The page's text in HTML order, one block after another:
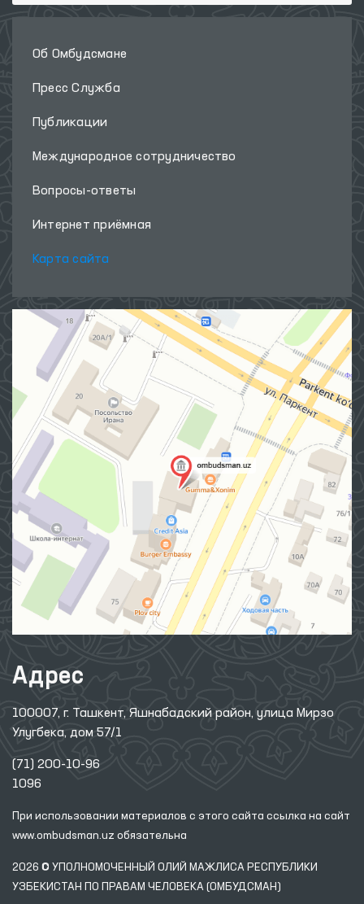
Об Омбудсмане
Пресс Служба
Публикации
Международное сотрудничество
Вопросы-ответы
Интернет приёмная
Карта сайта
Адрес
100007, г. Ташкент, Яшнабадский район, улица Мирзо
Улугбека, дом 57/1
(71) 200-10-96
1096
При использовании материалов с этого сайта ссылка на сайт
www.ombudsman.uz обязательна
2026 © УПОЛНОМОЧЕННЫЙ ОЛИЙ МАЖЛИСА РЕСПУБЛИКИ
УЗБЕКИСТАН ПО ПРАВАМ ЧЕЛОВЕКА (ОМБУДСМАН)